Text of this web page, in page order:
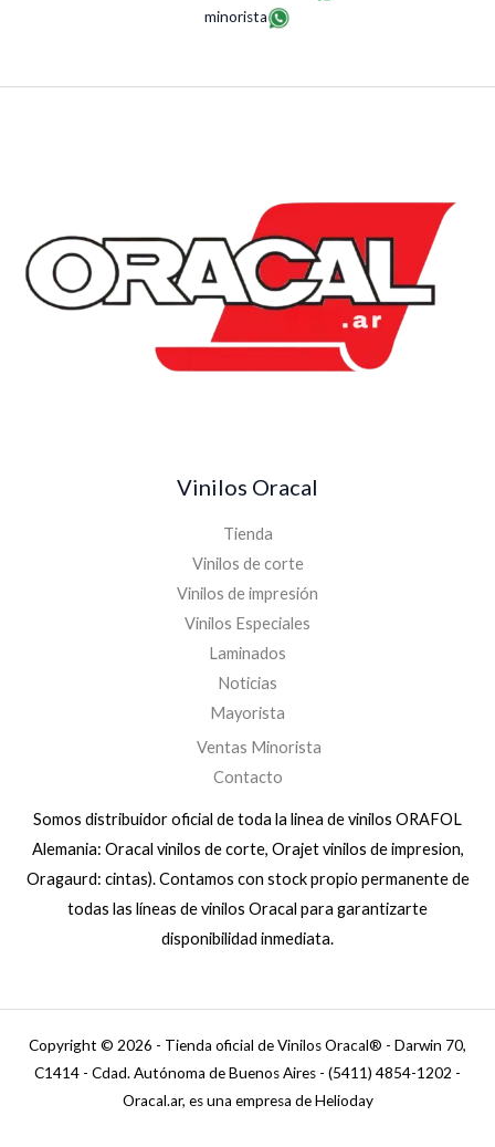
minorista
Vinilos Oracal
Tienda
Vinilos de corte
Vinilos de impresión
Vinilos Especiales
Laminados
Noticias
Mayorista
Ventas Minorista
Contacto
Somos distribuidor oficial de toda la linea de vinilos ORAFOL
Alemania: Oracal vinilos de corte, Orajet vinilos de impresion,
Oragaurd: cintas). Contamos con stock propio permanente de
todas las líneas de vinilos Oracal para garantizarte
disponibilidad inmediata.
Copyright © 2026 - Tienda oficial de Vinilos Oracal® - Darwin 70,
C1414 - Cdad. Autónoma de Buenos Aires - (5411) 4854-1202 -
Oracal.ar, es una empresa de Helioday